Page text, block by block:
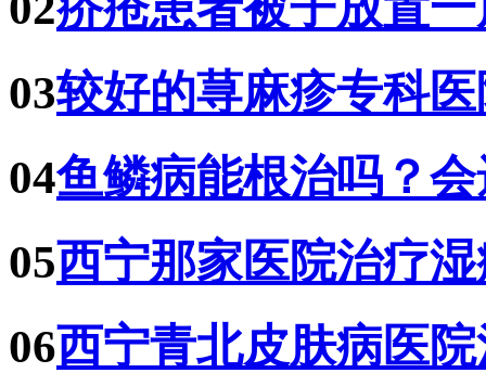
03较好的荨麻疹专科
04鱼鳞病能根治吗？
05西宁那家医院治疗
06西宁青北皮肤病医